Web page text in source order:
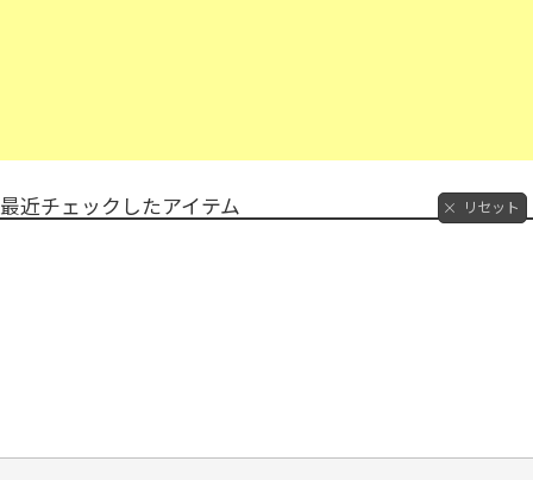
最近チェックしたアイテム リセット